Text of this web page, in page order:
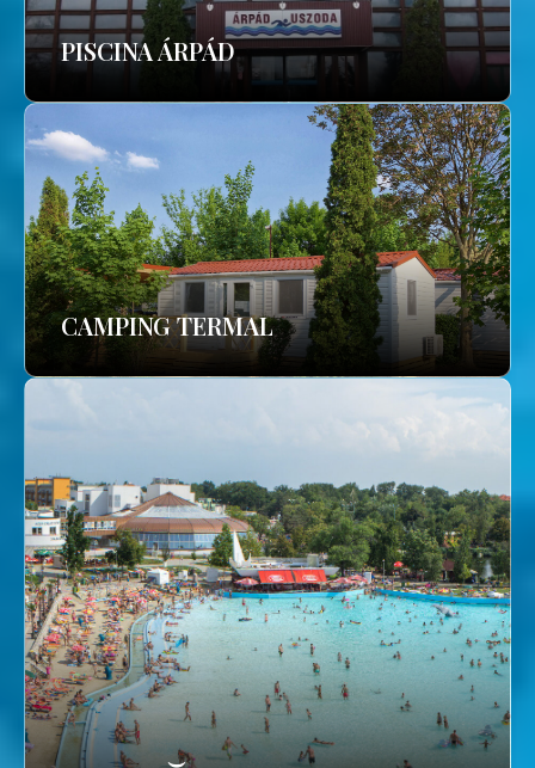
PISCINA ÁRPÁD
CAMPING TERMAL